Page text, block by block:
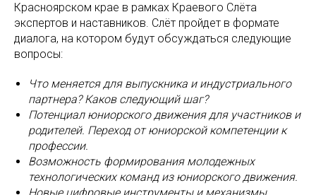
Красноярском крае в рамках Краевого Слёта
экспертов и наставников. Слёт пройдет в формате
диалога, на котором будут обсуждаться следующие
вопросы:
Что меняется для выпускника и индустриального
партнера? Каков следующий шаг?
Потенциал юниорского движения для участников и
родителей. Переход от юниорской компетенции к
профессии.
Возможность формирования молодежных
технологических команд из юниорского движения.